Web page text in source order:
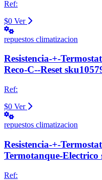
Ref:
$0 Ver
repuestos climatizacion
Resistencia-+-
Reco-C--Reset
Ref:
$0 Ver
repuestos climatizacion
Resistencia-+-
Termotanque-Electrico
Ref: